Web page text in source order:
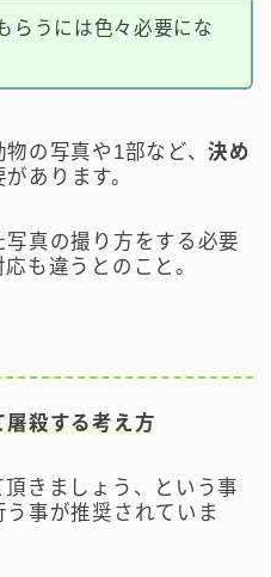
らうには色々必要にな
の写真や1部など、決め
あります。
真の撮り方をする必要
も違うとのこと。
殺する考え方
きましょう、という事
事が推奨されていま